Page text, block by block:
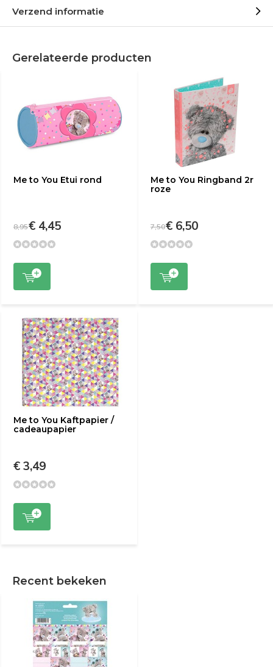
Verzend informatie
Gerelateerde producten
Me to You Etui rond
8,95€ 4,45
Me to You Ringband 2r
roze
7,50€ 6,50
Me to You Kaftpapier /
cadeaupapier
€ 3,49
Recent bekeken